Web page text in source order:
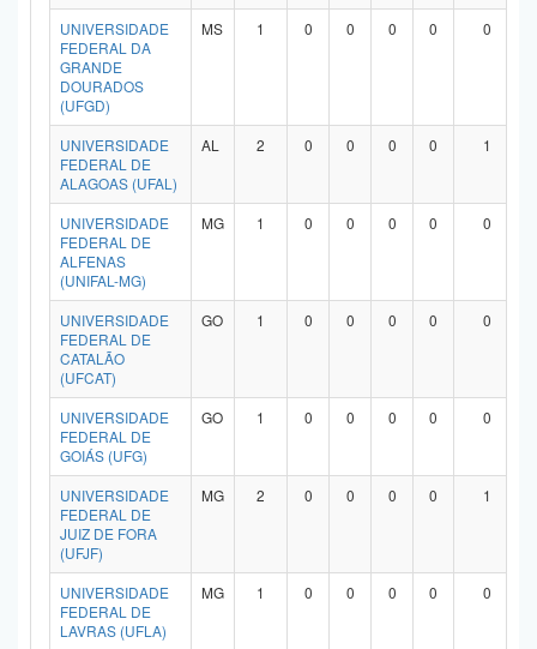
UNIVERSIDADE
FEDERAL DA
GRANDE
DOURADOS
(UFGD)
MS 1 0 0 0 0 0
UNIVERSIDADE
FEDERAL DE
ALAGOAS (UFAL)
AL 2 0 0 0 0 1
UNIVERSIDADE
FEDERAL DE
ALFENAS
(UNIFAL-MG)
MG 1 0 0 0 0 0
UNIVERSIDADE
FEDERAL DE
CATALÃO
(UFCAT)
GO 1 0 0 0 0 0
UNIVERSIDADE
FEDERAL DE
GOIÁS (UFG)
GO 1 0 0 0 0 0
UNIVERSIDADE
FEDERAL DE
JUIZ DE FORA
(UFJF)
MG 2 0 0 0 0 1
UNIVERSIDADE
FEDERAL DE
LAVRAS (UFLA)
MG 1 0 0 0 0 0